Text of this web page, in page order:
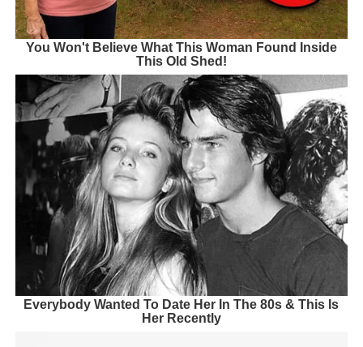
You Won't Believe What This Woman Found Inside
This Old Shed!
Everybody Wanted To Date Her In The 80s & This Is
Her Recently